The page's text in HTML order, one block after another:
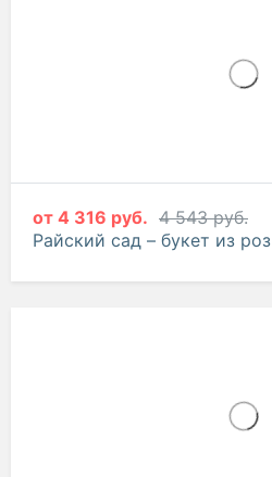
от 4 316 руб. 4 543 руб.
Райский сад – букет из роз